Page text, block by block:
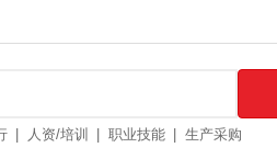
人资/培训 职业技能 生产采购